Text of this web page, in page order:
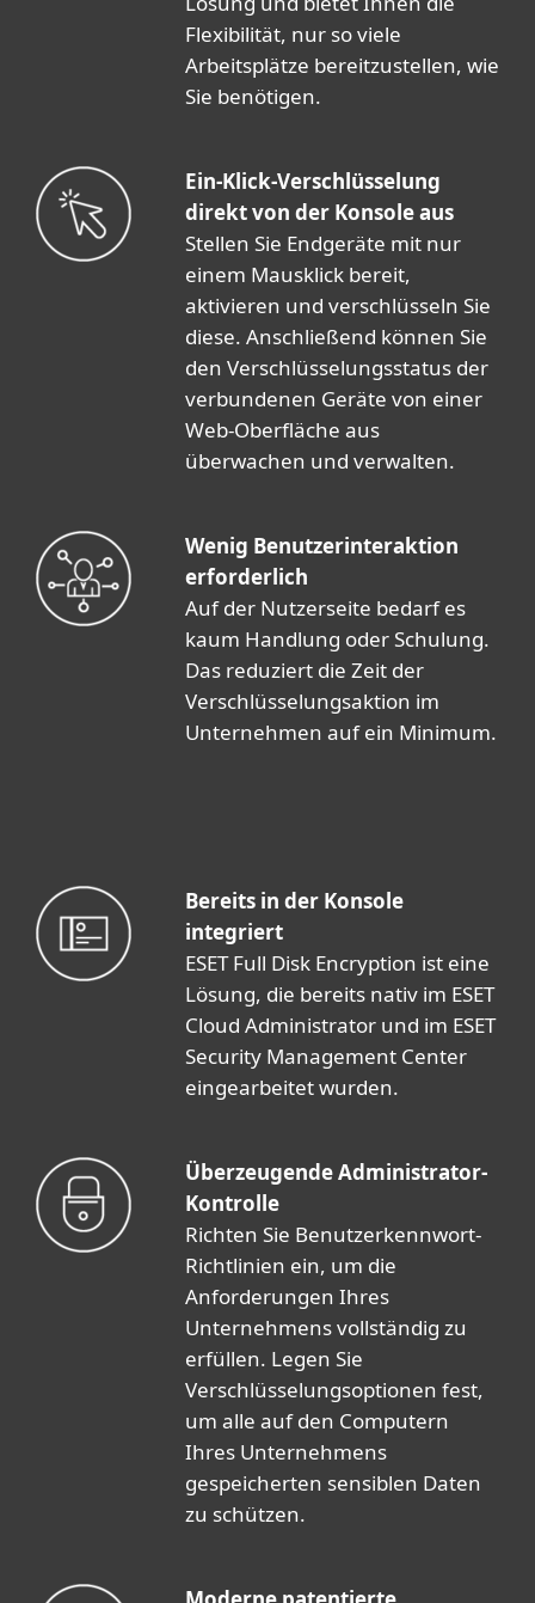
Flexibilität, nur so viele
Arbeitsplätze bereitzustellen, wie
Sie benötigen.
Ein-Klick-Verschlüsselung
direkt von der Konsole aus
Stellen Sie Endgeräte mit nur
einem Mausklick bereit,
aktivieren und verschlüsseln Sie
diese. Anschließend können Sie
den Verschlüsselungsstatus der
verbundenen Geräte von einer
Web-Oberfläche aus
überwachen und verwalten.
Wenig Benutzerinteraktion
erforderlich
Auf der Nutzerseite bedarf es
kaum Handlung oder Schulung.
Das reduziert die Zeit der
Verschlüsselungsaktion im
Unternehmen auf ein Minimum.
Bereits in der Konsole
integriert
ESET Full Disk Encryption ist eine
Lösung, die bereits nativ im ESET
Cloud Administrator und im ESET
Security Management Center
eingearbeitet wurden.
Überzeugende Administrator-
Kontrolle
Richten Sie Benutzerkennwort-
Richtlinien ein, um die
Anforderungen Ihres
Unternehmens vollständig zu
erfüllen. Legen Sie
Verschlüsselungsoptionen fest,
um alle auf den Computern
Ihres Unternehmens
gespeicherten sensiblen Daten
zu schützen.